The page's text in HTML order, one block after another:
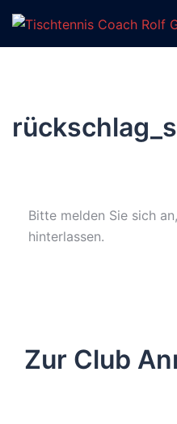
Zum
Inhalt
springen
Bitte melden Sie sich
hinterlassen.
Zur Club